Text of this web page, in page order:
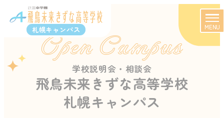
札幌キャンパス MENU
Open Campus
学校説明会・相談会
飛鳥未来きずな高等学校
札幌キャンパス